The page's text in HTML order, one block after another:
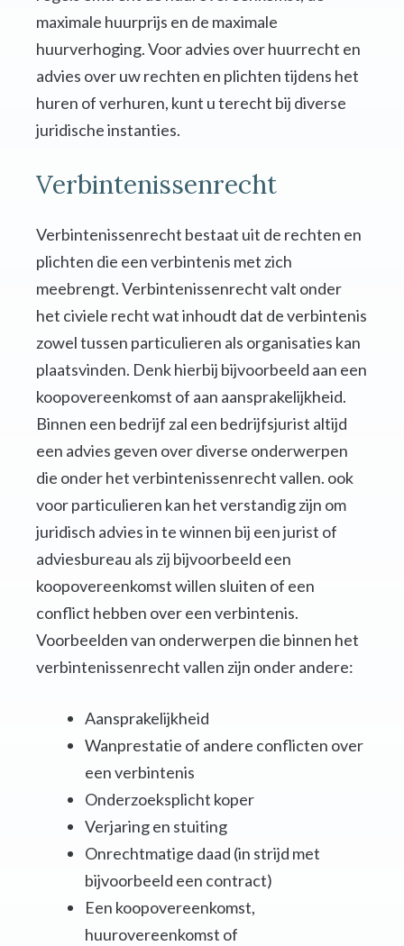
maximale huurprijs en de maximale
huurverhoging. Voor advies over huurrecht en
advies over uw rechten en plichten tijdens het
huren of verhuren, kunt u terecht bij diverse
juridische instanties.
Verbintenissenrecht
Verbintenissenrecht bestaat uit de rechten en
plichten die een verbintenis met zich
meebrengt. Verbintenissenrecht valt onder
het civiele recht wat inhoudt dat de verbintenis
zowel tussen particulieren als organisaties kan
plaatsvinden. Denk hierbij bijvoorbeeld aan een
koopovereenkomst of aan aansprakelijkheid.
Binnen een bedrijf zal een bedrijfsjurist altijd
een advies geven over diverse onderwerpen
die onder het verbintenissenrecht vallen. ook
voor particulieren kan het verstandig zijn om
juridisch advies in te winnen bij een jurist of
adviesbureau als zij bijvoorbeeld een
koopovereenkomst willen sluiten of een
conflict hebben over een verbintenis.
Voorbeelden van onderwerpen die binnen het
verbintenissenrecht vallen zijn onder andere:
Aansprakelijkheid
Wanprestatie of andere conflicten over
een verbintenis
Onderzoeksplicht koper
Verjaring en stuiting
Onrechtmatige daad (in strijd met
bijvoorbeeld een contract)
Een koopovereenkomst,
huurovereenkomst of